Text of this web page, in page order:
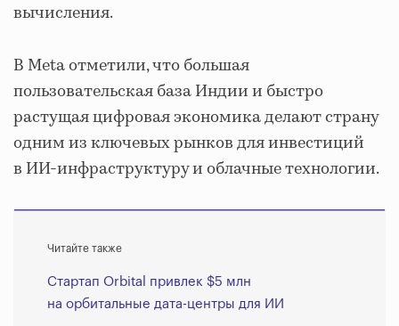
вычисления.
В Meta отметили, что большая
пользовательская база Индии и быстро
растущая цифровая экономика делают страну
одним из ключевых рынков для инвестиций
в ИИ-инфраструктуру и облачные технологии.
Читайте также
Стартап Orbital привлек $5 млн
на орбитальные дата-центры для ИИ